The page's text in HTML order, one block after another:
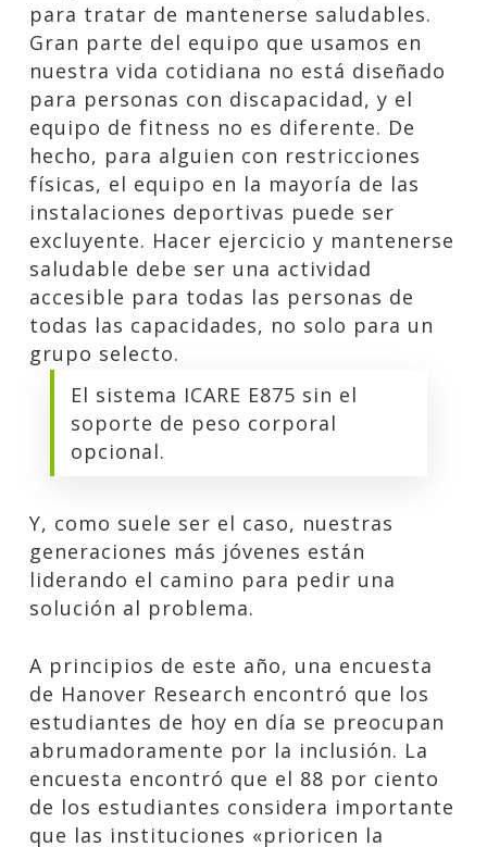
para tratar de mantenerse saludables.
Gran parte del equipo que usamos en
nuestra vida cotidiana no está diseñado
para personas con discapacidad, y el
equipo de fitness no es diferente. De
hecho, para alguien con restricciones
físicas, el equipo en la mayoría de las
instalaciones deportivas puede ser
excluyente. Hacer ejercicio y mantenerse
saludable debe ser una actividad
accesible para todas las personas de
todas las capacidades, no solo para un
grupo selecto.
El sistema ICARE E875 sin el
soporte de peso corporal
opcional.
Y, como suele ser el caso, nuestras
generaciones más jóvenes están
liderando el camino para pedir una
solución al problema.
A principios de este año, una encuesta
de Hanover Research encontró que los
estudiantes de hoy en día se preocupan
abrumadoramente por la inclusión. La
encuesta encontró que el 88 por ciento
de los estudiantes considera importante
que las instituciones «prioricen la